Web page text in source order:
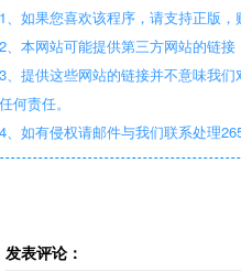
1、如果您喜欢该程序，请支持正版，
2、本网站可能提供第三方网站的链接
3、提供这些网站的链接并不意味我
任何责任。
4、如有侵权请邮件与我们联系处理
发表评论：